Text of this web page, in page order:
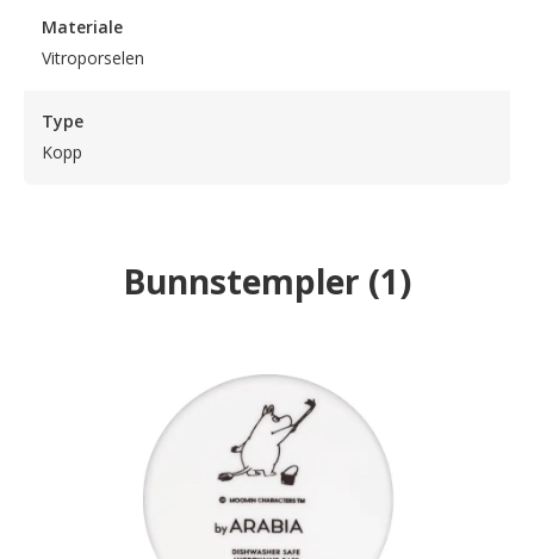
Materiale
Vitroporselen
Type
Kopp
Bunnstempler (1)